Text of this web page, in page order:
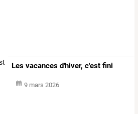
Les vacances d'hiver, c'est fini
9 mars 2026